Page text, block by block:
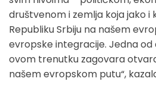
društvenom i zemlja koja jako
Republiku Srbiju na našem
evropske integracije. Jedna od
ovom trenutku zagovara
našem evropskom putu“,